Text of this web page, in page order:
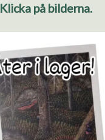
Klicka på bilderna.